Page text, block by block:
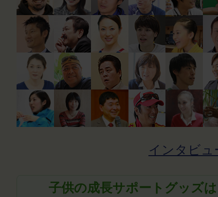
インタビュ
子供の成長サポートグッズ